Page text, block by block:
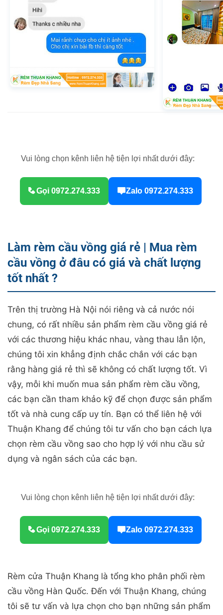
Vui lòng chọn kênh liên hệ tiện lợi nhất dưới đây:
Gọi 0972.274.333 Zalo 0972.274.333
Làm rèm cầu vồng giá rẻ | Mua rèm
cầu vồng ở đâu có giá và chất lượng
tốt nhất ?
Trên thị trường Hà Nội nói riêng và cả nước nói
chung, có rất nhiều sản phẩm rèm cầu vồng giá rẻ
với các thương hiệu khác nhau, vàng thau lẫn lộn,
chúng tôi xin khẳng định chắc chắn với các bạn
rằng hàng giá rẻ thì sẽ không có chất lượng tốt. Vì
vậy, mỗi khi muốn mua sản phẩm rèm cầu vồng,
các bạn cần tham khảo kỹ để chọn được sản phẩm
tốt và nhà cung cấp uy tín. Bạn có thể liên hệ với
Thuận Khang để chúng tôi tư vấn cho bạn cách lựa
chọn rèm cầu vồng sao cho hợp lý với nhu cầu sử
dụng và ngân sách của các bạn.
Vui lòng chọn kênh liên hệ tiện lợi nhất dưới đây:
Gọi 0972.274.333 Zalo 0972.274.333
Rèm cửa Thuận Khang là tổng kho phân phối rèm
cầu vồng Hàn Quốc. Đến với Thuận Khang, chúng
tôi sẽ tư vấn và lựa chọn cho bạn những sản phẩm